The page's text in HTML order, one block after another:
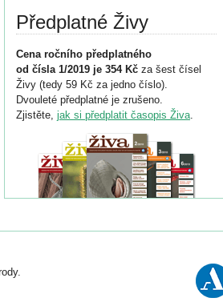
Předplatné Živy
Cena ročního předplatného
od čísla 1/2019 je 354 Kč za šest čísel
Živy (tedy 59 Kč za jedno číslo).
Dvouleté předplatné je zrušeno.
Zjistěte, jak si předplatit časopis Živa.